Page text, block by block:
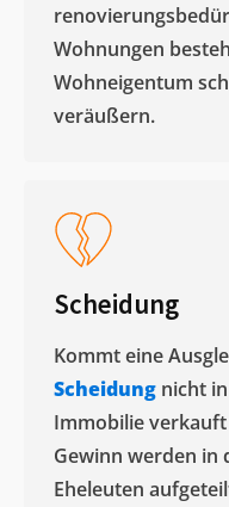
Wohnungen
Wohneigentum
veräußern. ​
Scheidung
Kommt eine
Scheidung nicht
Immobilie
Gewinn werden in
Eheleuten